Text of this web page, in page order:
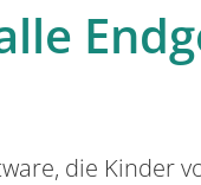
die Kinder